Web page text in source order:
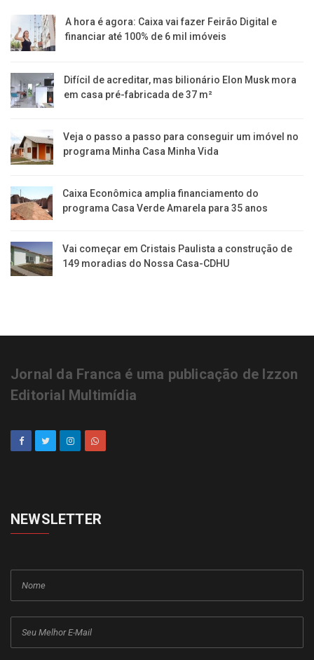
A hora é agora: Caixa vai fazer Feirão Digital e
financiar até 100% de 6 mil imóveis
Difícil de acreditar, mas bilionário Elon Musk mora
em casa pré-fabricada de 37 m²
Veja o passo a passo para conseguir um imóvel no
programa Minha Casa Minha Vida
Caixa Econômica amplia financiamento do
programa Casa Verde Amarela para 35 anos
Vai começar em Cristais Paulista a construção de
149 moradias do Nossa Casa-CDHU
Jornal da Franca é uma publicação de Izzon
Editorial Multimídia
NEWSLETTER